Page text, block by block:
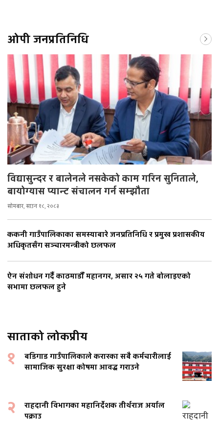
ओपी जनप्रतिनिधि
विद्यासुन्दर र बालेनले नसकेको काम गरिन सुनिताले,
बायोग्यास प्यान्ट संचालन गर्न सम्झौता
सोमबार, साउन १८, २०८३
ककनी गाउँपालिकाका समस्याबारे जनप्रतिनिधि र प्रमुख प्रशासकीय
अधिकृतसँग सञ्चारमन्त्रीको छलफल
ऐन संशोधन गर्दै काठमाडौँ महानगर, असार २५ गते बोलाइएको
सभामा छलफल हुने
साताको लोकप्रीय
१
बडिगाड गाउँपालिकाले करारका सबै कर्मचारीलाई
सामाजिक सुरक्षा कोषमा आवद्ध गराउने
२
राहदानी विभागका महानिर्देशक तीर्थराज अर्याल
पक्राउ